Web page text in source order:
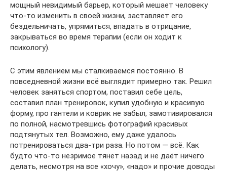
мощный невидимый барьер, который мешает человеку
что‑то изменить в своей жизни, заставляет его
бездельничать, упрямиться, впадать в отрицание,
закрываться во время терапии (если он ходит к
психологу).
С этим явлением мы сталкиваемся постоянно. В
повседневной жизни всё выглядит примерно так. Решил
человек заняться спортом, поставил себе цель,
составил план тренировок, купил удобную и красивую
форму, про гантели и коврик не забыл, замотивировался
по полной, насмотревшись фотографий красивых
подтянутых тел. Возможно, ему даже удалось
потренироваться два‑три раза. Но потом — всё. Как
будто что‑то незримое тянет назад и не даёт ничего
делать, несмотря на все «хочу», «надо» и прочие доводы